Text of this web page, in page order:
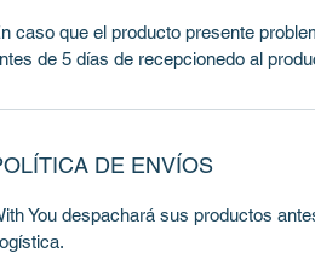
caso que el producto presente
de 5 días de recepcionedo al
DE ENVÍOS
You despachará sus productos